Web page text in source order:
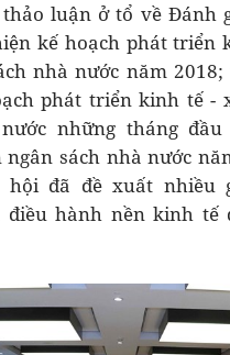
thảo luận ở tổ về Đánh
kế hoạch phát triển
nhà nước năm
phát triển kinh tế -
những tháng
sách nhà nước
hội đã đề xuất nhiều
điều hành nền kinh tế